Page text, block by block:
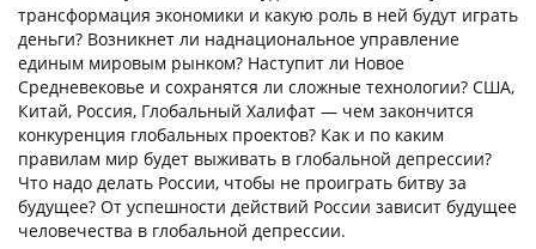
трансформация экономики и какую роль в ней будут играть
деньги? Возникнет ли наднациональное управление
единым мировым рынком? Наступит ли Новое
Средневековье и сохранятся ли сложные технологии? США,
Китай, Россия, Глобальный Халифат — чем закончится
конкуренция глобальных проектов? Как и по каким
правилам мир будет выживать в глобальной депрессии?
Что надо делать России, чтобы не проиграть битву за
будущее? От успешности действий России зависит будущее
человечества в глобальной депрессии.